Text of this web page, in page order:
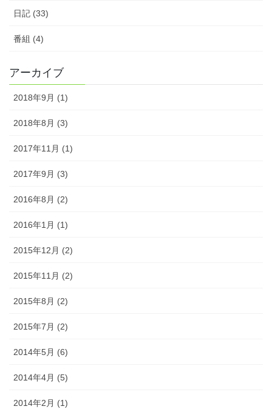
日記 (33)
番組 (4)
アーカイブ
2018年9月 (1)
2018年8月 (3)
2017年11月 (1)
2017年9月 (3)
2016年8月 (2)
2016年1月 (1)
2015年12月 (2)
2015年11月 (2)
2015年8月 (2)
2015年7月 (2)
2014年5月 (6)
2014年4月 (5)
2014年2月 (1)